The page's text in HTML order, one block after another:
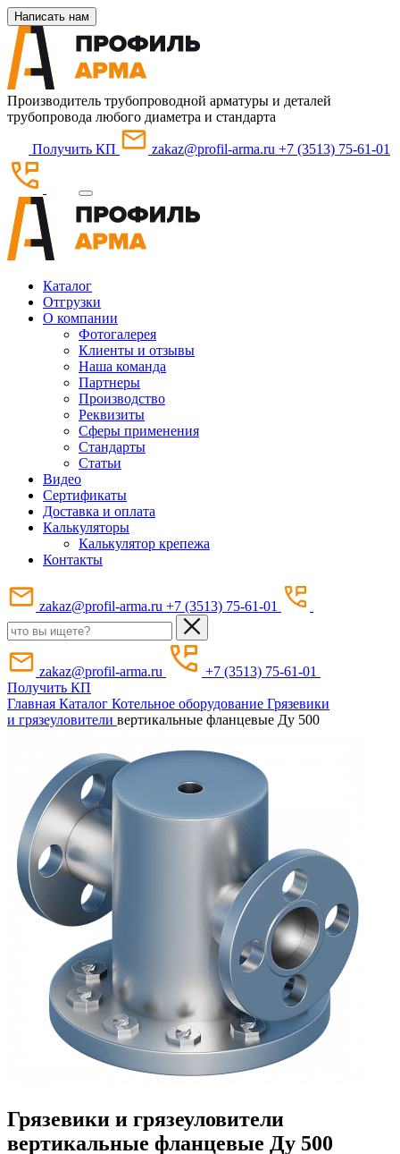
Написать нам
Производитель трубопроводной арматуры и деталей
трубопровода любого диаметра и стандарта
Получить КП zakaz@profil-arma.ru +7 (3513) 75-61-01
Каталог
Отгрузки
О компании
Фотогалерея
Клиенты и отзывы
Наша команда
Партнеры
Производство
Реквизиты
Сферы применения
Стандарты
Статьи
Видео
Сертификаты
Доставка и оплата
Калькуляторы
Калькулятор крепежа
Контакты
zakaz@profil-arma.ru +7 (3513) 75-61-01
zakaz@profil-arma.ru
+7 (3513) 75-61-01
Получить КП
Главная Каталог Котельное оборудование Грязевики
и грязеуловители вертикальные фланцевые Ду 500
Грязевики и грязеуловители
вертикальные фланцевые Ду 500